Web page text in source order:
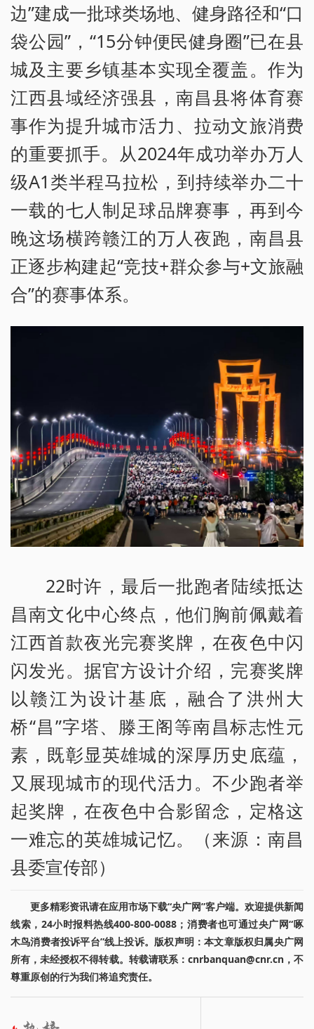
边”建成一批球类场地、健身路径和“口
袋公园”，“15分钟便民健身圈”已在县
城及主要乡镇基本实现全覆盖。作为
江西县域经济强县，南昌县将体育赛
事作为提升城市活力、拉动文旅消费
的重要抓手。从2024年成功举办万人
级A1类半程马拉松，到持续举办二十
一载的七人制足球品牌赛事，再到今
晚这场横跨赣江的万人夜跑，南昌县
正逐步构建起“竞技+群众参与+文旅融
合”的赛事体系。
22时许，最后一批跑者陆续抵达
昌南文化中心终点，他们胸前佩戴着
江西首款夜光完赛奖牌，在夜色中闪
闪发光。据官方设计介绍，完赛奖牌
以赣江为设计基底，融合了洪州大
桥“昌”字塔、滕王阁等南昌标志性元
素，既彰显英雄城的深厚历史底蕴，
又展现城市的现代活力。不少跑者举
起奖牌，在夜色中合影留念，定格这
一难忘的英雄城记忆。（来源：南昌
县委宣传部）
更多精彩资讯请在应用市场下载“央广网”客户端。欢迎提供新闻
线索，24小时报料热线400-800-0088；消费者也可通过央广网“啄
木鸟消费者投诉平台”线上投诉。版权声明：本文章版权归属央广网
所有，未经授权不得转载。转载请联系：cnrbanquan@cnr.cn，不
尊重原创的行为我们将追究责任。